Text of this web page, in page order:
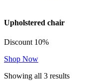
Upholstered chair
Discount 10%
Shop Now
Showing all 3 results